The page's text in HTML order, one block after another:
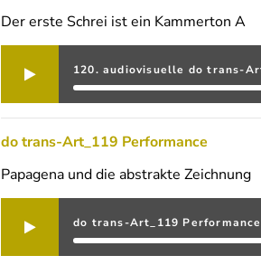
Der erste Schrei ist ein Kammerton A
120. audiovisuelle do trans-
do trans-Art_119 Performance
Papagena und die abstrakte Zeichnung
do trans-Art_119 Performance